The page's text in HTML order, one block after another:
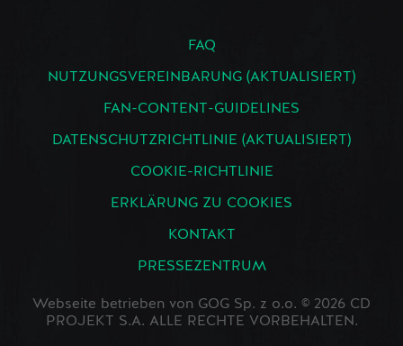
FAQ
NUTZUNGSVEREINBARUNG (AKTUALISIERT)
FAN-CONTENT-GUIDELINES
DATENSCHUTZRICHTLINIE (AKTUALISIERT)
COOKIE-RICHTLINIE
ERKLÄRUNG ZU COOKIES
KONTAKT
PRESSEZENTRUM
Webseite betrieben von GOG Sp. z o.o. © 2026 CD
PROJEKT S.A. ALLE RECHTE VORBEHALTEN.